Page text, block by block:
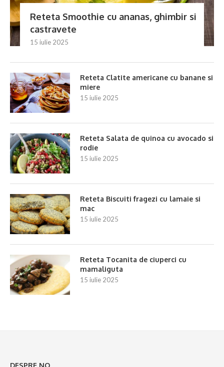
Reteta Smoothie cu ananas, ghimbir si
castravete
15 iulie 2025
Reteta Clatite americane cu banane si
miere
15 iulie 2025
Reteta Salata de quinoa cu avocado si
rodie
15 iulie 2025
Reteta Biscuiti fragezi cu lamaie si
mac
15 iulie 2025
Reteta Tocanita de ciuperci cu
mamaliguta
15 iulie 2025
DESPRE NO